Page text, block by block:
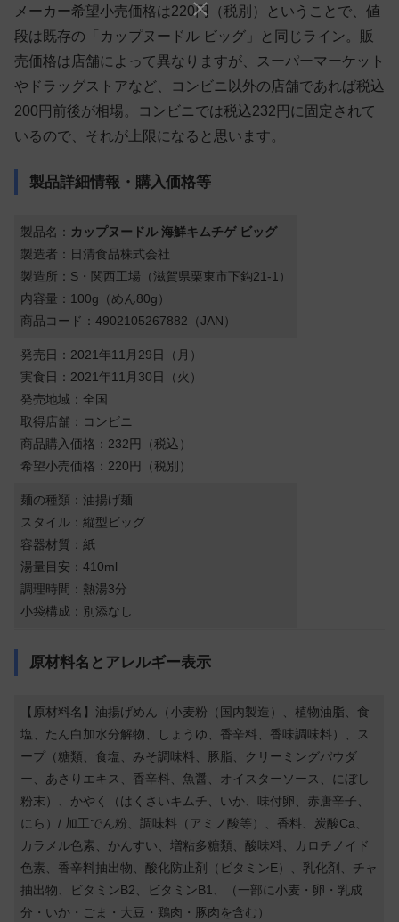
メーカー希望小売価格は220円（税別）ということで、値
段は既存の「カップヌードル ビッグ」と同じライン。販
売価格は店舗によって異なりますが、スーパーマーケット
やドラッグストアなど、コンビニ以外の店舗であれば税込
200円前後が相場。コンビニでは税込232円に固定されて
いるので、それが上限になると思います。
製品詳細情報・購入価格等
製品名： カップヌードル 海鮮キムチゲ ビッグ
製造者：日清食品株式会社
製造所：S・関西工場（滋賀県栗東市下鈎21-1）
内容量：100g（めん80g）
商品コード：4902105267882（JAN）
発売日：2021年11月29日（月）
実食日：2021年11月30日（火）
発売地域：全国
取得店舗：コンビニ
商品購入価格：232円（税込）
希望小売価格：220円（税別）
麺の種類：油揚げ麺
スタイル：縦型ビッグ
容器材質：紙
湯量目安：410ml
調理時間：熱湯3分
小袋構成：別添なし
原材料名とアレルギー表示
【原材料名】油揚げめん（小麦粉（国内製造）、植物油脂、食
塩、たん白加水分解物、しょうゆ、香辛料、香味調味料）、ス
ープ（糖類、食塩、みそ調味料、豚脂、クリーミングパウダ
ー、あさりエキス、香辛料、魚醤、オイスターソース、にぼし
粉末）、かやく（はくさいキムチ、いか、味付卵、赤唐辛子、
にら）/ 加工でん粉、調味料（アミノ酸等）、香料、炭酸Ca、
カラメル色素、かんすい、増粘多糖類、酸味料、カロチノイド
色素、香辛料抽出物、酸化防止剤（ビタミンE）、乳化剤、チャ
抽出物、ビタミンB2、ビタミンB1、（一部に小麦・卵・乳成
分・いか・ごま・大豆・鶏肉・豚肉を含む）